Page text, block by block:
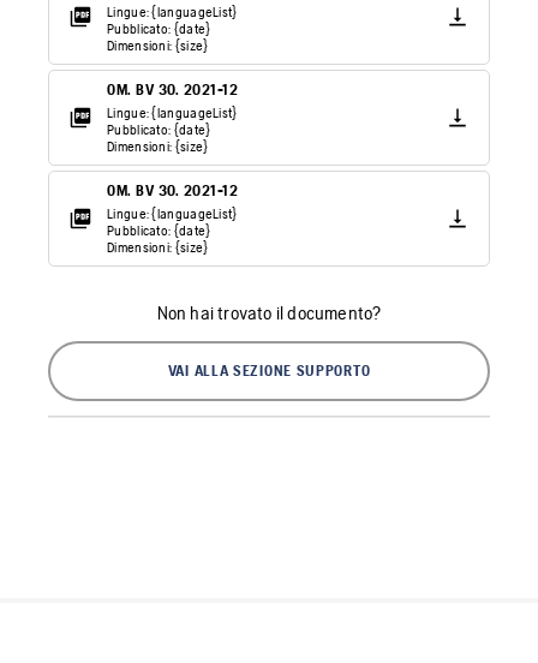
Lingue: {languageList}
Pubblicato: {date}
Dimensioni: {size}
OM. BV 30. 2021-12
Lingue: {languageList}
Pubblicato: {date}
Dimensioni: {size}
OM. BV 30. 2021-12
Lingue: {languageList}
Pubblicato: {date}
Dimensioni: {size}
Non hai trovato il documento?
VAI ALLA SEZIONE SUPPORTO